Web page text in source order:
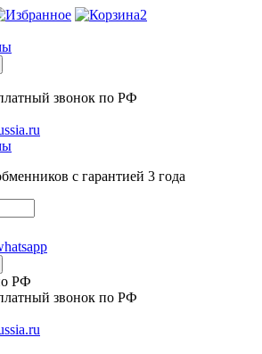
2
звонок по РФ
с гарантией 3 года
РФ
звонок по РФ